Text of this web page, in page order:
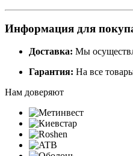
Информация для
Доставка: Мы
Гарантия: На все
Нам доверяют